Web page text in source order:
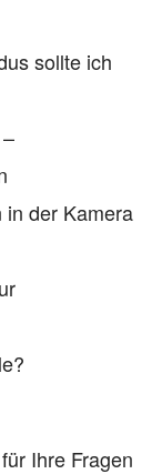
sollte ich
in der Kamera
Ihre Fragen